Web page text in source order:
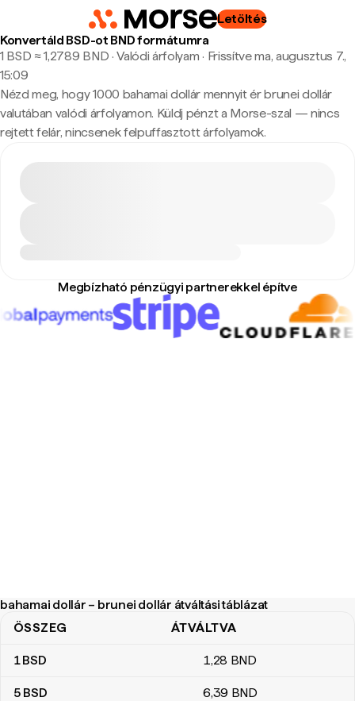
Letöltés
Konvertáld BSD-ot BND formátumra
1 BSD ≈ 1,2789 BND · Valódi árfolyam · Frissítve ma, augusztus 7.,
15:09
Nézd meg, hogy 1000 bahamai dollár mennyit ér brunei dollár
valutában valódi árfolyamon. Küldj pénzt a Morse-szal — nincs
rejtett felár, nincsenek felpuffasztott árfolyamok.
Megbízható pénzügyi partnerekkel építve
bahamai dollár – brunei dollár átváltási táblázat
bahamai dollár – brunei dollár átváltási táblázat
ÖSSZEG ÁTVÁLTVA
1BSD 1,28 BND
5 BSD 6,39 BND